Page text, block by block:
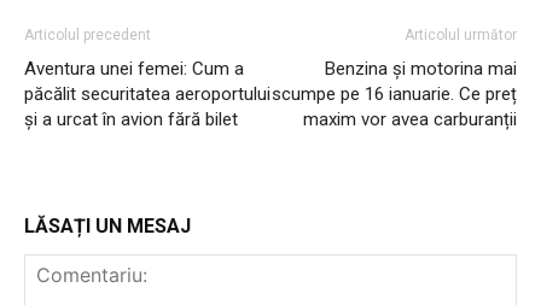
Articolul precedent
Aventura unei femei: Cum a
păcălit securitatea aeroportului
și a urcat în avion fără bilet
Articolul următor
Benzina și motorina mai
scumpe pe 16 ianuarie. Ce preț
maxim vor avea carburanții
LĂSAȚI UN MESAJ